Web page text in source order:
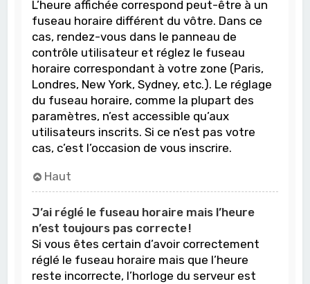
L’heure affichée correspond peut-être à un
fuseau horaire différent du vôtre. Dans ce
cas, rendez-vous dans le panneau de
contrôle utilisateur et réglez le fuseau
horaire correspondant à votre zone (Paris,
Londres, New York, Sydney, etc.). Le réglage
du fuseau horaire, comme la plupart des
paramètres, n’est accessible qu’aux
utilisateurs inscrits. Si ce n’est pas votre
cas, c’est l’occasion de vous inscrire.
Haut
J’ai réglé le fuseau horaire mais l’heure
n’est toujours pas correcte !
Si vous êtes certain d’avoir correctement
réglé le fuseau horaire mais que l’heure
reste incorrecte, l’horloge du serveur est